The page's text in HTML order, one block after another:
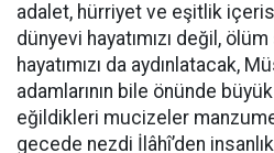
adalet, hürriyet ve eşitlik
dünyevi hayatımızı değil,
hayatımızı da aydınlatacak,
adamlarının bile önünde
eğildikleri mucizeler
gecede nezdi İlâhî’den